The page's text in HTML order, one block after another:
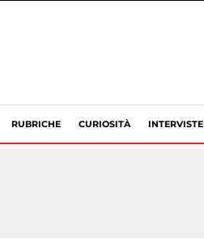
RUBRICHE CURIOSITÀ INTERVISTE